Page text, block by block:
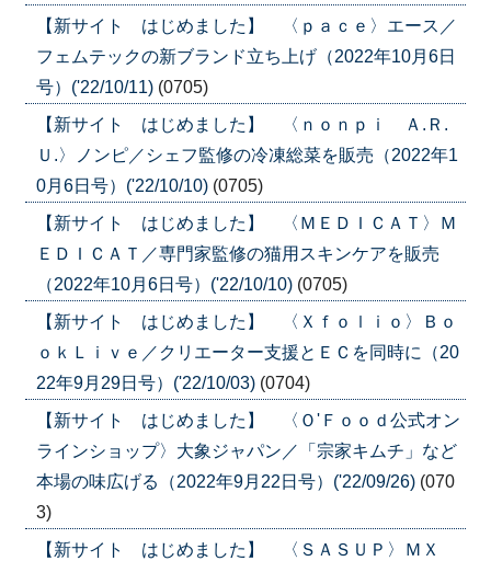
【新サイト はじめました】 〈ｐａｃｅ〉エース／
フェムテックの新ブランド立ち上げ（2022年10月6日
号）('22/10/11) (0705)
【新サイト はじめました】 〈ｎｏｎｐｉ Ａ.Ｒ.
Ｕ.〉ノンピ／シェフ監修の冷凍総菜を販売（2022年1
0月6日号）('22/10/10) (0705)
【新サイト はじめました】 〈ＭＥＤＩＣＡＴ〉Ｍ
ＥＤＩＣＡＴ／専門家監修の猫用スキンケアを販売
（2022年10月6日号）('22/10/10) (0705)
【新サイト はじめました】 〈Ｘｆｏｌｉｏ〉Ｂｏ
ｏｋＬｉｖｅ／クリエーター支援とＥＣを同時に（20
22年9月29日号）('22/10/03) (0704)
【新サイト はじめました】 〈Ｏ'Ｆｏｏｄ公式オン
ラインショップ〉大象ジャパン／「宗家キムチ」など
本場の味広げる（2022年9月22日号）('22/09/26) (070
3)
【新サイト はじめました】 〈ＳＡＳＵＰ〉ＭＸ